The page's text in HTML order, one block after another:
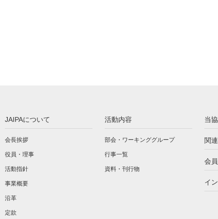
JAIPAについて
会長挨拶
役員・理事
活動指針
事業概要
沿革
定款
活動内容
部会・ワーキンググループ
行事一覧
資料・刊行物
当
関
会
イ